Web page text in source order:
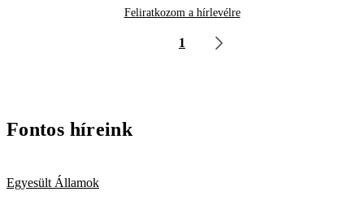
Feliratkozom a hírlevélre
1
Fontos híreink
Egyesült Államok